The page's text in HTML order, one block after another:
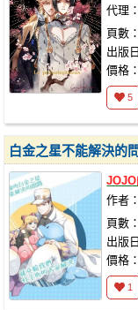
代理：
頁數
出版
價格
5
白金之星不能解決的
作者
頁數
出版
價格
1